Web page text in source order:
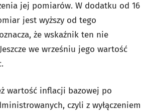
jej pomiarów. W dodatku od 16
jest wyższy od tego
że wskaźnik ten nie
we wrześniu jego wartość
wartość inflacji bazowej po
czyli z wyłączeniem